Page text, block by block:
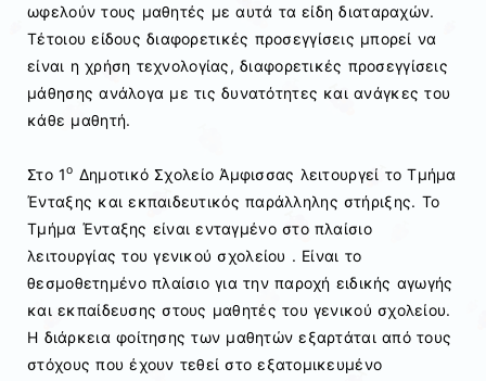
ωφελούν τους μαθητές με αυτά τα είδη διαταραχών.
Τέτοιου είδους διαφορετικές προσεγγίσεις μπορεί να
είναι η χρήση τεχνολογίας, διαφορετικές προσεγγίσεις
μάθησης ανάλογα με τις δυνατότητες και ανάγκες του
κάθε μαθητή.
Στο 1ο Δημοτικό Σχολείο Άμφισσας λειτουργεί το Τμήμα
Ένταξης και εκπαιδευτικός παράλληλης στήριξης. Το
Τμήμα Ένταξης είναι ενταγμένο στο πλαίσιο
λειτουργίας του γενικού σχολείου . Είναι το
θεσμοθετημένο πλαίσιο για την παροχή ειδικής αγωγής
και εκπαίδευσης στους μαθητές του γενικού σχολείου.
Η διάρκεια φοίτησης των μαθητών εξαρτάται από τους
στόχους που έχουν τεθεί στο εξατομικευμένο